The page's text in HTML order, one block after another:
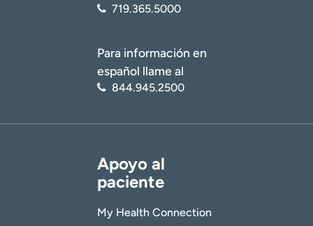
719.365.5000
Para información en
español llame al
844.945.2500
Apoyo al
paciente
My Health Connection